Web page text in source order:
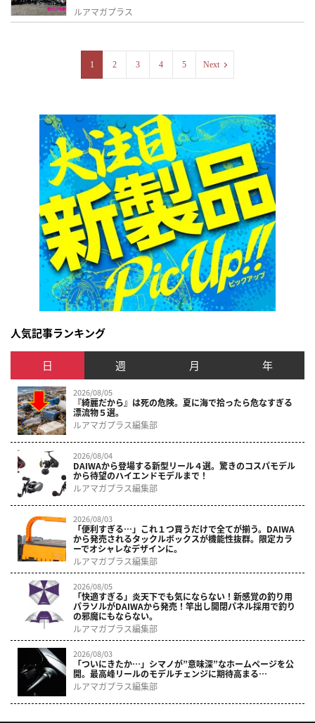
ルアマガプラス
1 2 3 4 5 Next
人気記事ランキング
日 週 月 年
2026/08/05
『綺麗だから』は死の危険。夏に海で拾ったら危なすぎる
漂流物５選。
ルアマガプラス編集部
2026/08/04
DAIWAから登場する新型リール４選。驚きのコスパモデル
から待望のハイエンドモデルまで！
ルアマガプラス編集部
2026/08/03
「便利すぎる…」これ１つ買うだけで全てが揃う。DAIWA
から発売されるタックルボックスが機能性抜群。限定カラ
ーでオシャレなデザインに。
ルアマガプラス編集部
2026/08/05
「快適すぎる」炎天下でも気にならない！新感覚の釣り用
パラソルがDAIWAから発売！竿出し開閉パネル採用で釣り
の邪魔にもならない。
ルアマガプラス編集部
2026/08/03
「ついにきたか…」シマノが”意味深”なホームページを公
開。最高峰リールのモデルチェンジに期待高まる…
ルアマガプラス編集部